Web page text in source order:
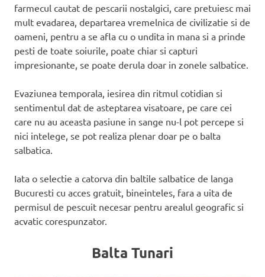
farmecul cautat de pescarii nostalgici, care pretuiesc mai
mult evadarea, departarea vremelnica de civilizatie si de
oameni, pentru a se afla cu o undita in mana si a prinde
pesti de toate soiurile, poate chiar si capturi
impresionante, se poate derula doar in zonele salbatice.
Evaziunea temporala, iesirea din ritmul cotidian si
sentimentul dat de asteptarea visatoare, pe care cei
care nu au aceasta pasiune in sange nu-l pot percepe si
nici intelege, se pot realiza plenar doar pe o balta
salbatica.
Iata o selectie a catorva din baltile salbatice de langa
Bucuresti cu acces gratuit, bineinteles, fara a uita de
permisul de pescuit necesar pentru arealul geografic si
acvatic corespunzator.
Balta Tunari